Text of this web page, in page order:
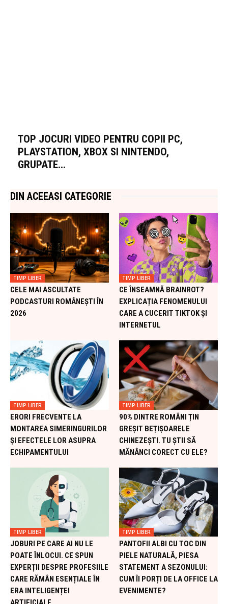
TOP JOCURI VIDEO PENTRU COPII PC,
PLAYSTATION, XBOX SI NINTENDO,
GRUPATE...
DIN ACEEASI CATEGORIE
TIMP LIBER
CELE MAI ASCULTATE
PODCASTURI ROMÂNEȘTI ÎN
2026
TIMP LIBER
CE ÎNSEAMNĂ BRAINROT?
EXPLICAȚIA FENOMENULUI
CARE A CUCERIT TIKTOK ȘI
INTERNETUL
TIMP LIBER
ERORI FRECVENTE LA
MONTAREA SIMERINGURILOR
ȘI EFECTELE LOR ASUPRA
ECHIPAMENTULUI
TIMP LIBER
90% DINTRE ROMÂNI ȚIN
GREȘIT BEȚIȘOARELE
CHINEZEȘTI. TU ȘTII SĂ
MĂNÂNCI CORECT CU ELE?
TIMP LIBER
JOBURI PE CARE AI NU LE
POATE ÎNLOCUI. CE SPUN
EXPERȚII DESPRE PROFESIILE
CARE RĂMÂN ESENȚIALE ÎN
ERA INTELIGENȚEI
TIMP LIBER
PANTOFII ALBI CU TOC DIN
PIELE NATURALĂ, PIESA
STATEMENT A SEZONULUI:
CUM ÎI PORȚI DE LA OFFICE LA
EVENIMENTE?